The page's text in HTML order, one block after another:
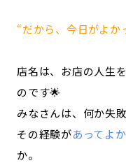
“だから、今日がよか
店名は、お店の人生を
のです🌟
みなさんは、何か失
その経験があってよ
か。